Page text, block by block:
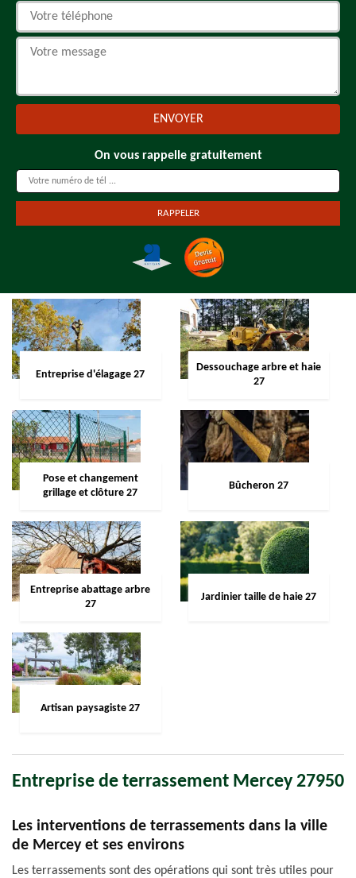
On vous rappelle gratuitement
Entreprise d'élagage 27
Dessouchage arbre et haie
27
Pose et changement
grillage et clôture 27
Bûcheron 27
Entreprise abattage arbre
27
Jardinier taille de haie 27
Artisan paysagiste 27
Entreprise de terrassement Mercey 27950
Les interventions de terrassements dans la ville
de Mercey et ses environs
Les terrassements sont des opérations qui sont très utiles pour